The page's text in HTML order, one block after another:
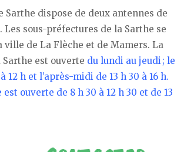
Sarthe dispose de deux antennes de
Les sous-préfectures de la Sarthe se
ville de La Flèche et de Mamers. La
est ouverte du lundi au jeudi ; le
12 h et l’après-midi de 13 h 30 à 16 h.
ouverte de 8 h 30 à 12 h 30 et de 13